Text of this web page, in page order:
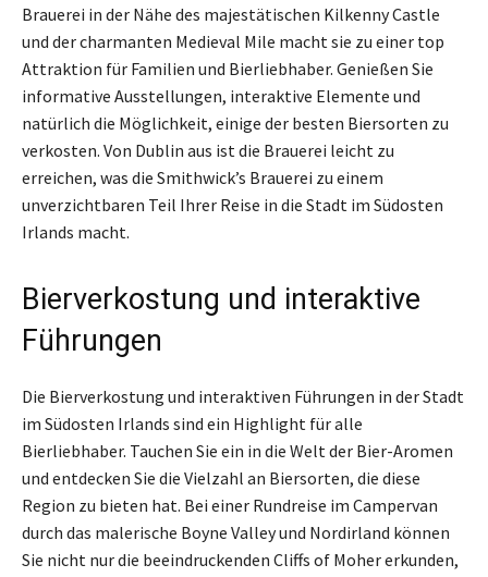
Brauerei in der Nähe des majestätischen Kilkenny Castle
und der charmanten Medieval Mile macht sie zu einer top
Attraktion für Familien und Bierliebhaber. Genießen Sie
informative Ausstellungen, interaktive Elemente und
natürlich die Möglichkeit, einige der besten Biersorten zu
verkosten. Von Dublin aus ist die Brauerei leicht zu
erreichen, was die Smithwick’s Brauerei zu einem
unverzichtbaren Teil Ihrer Reise in die Stadt im Südosten
Irlands macht.
Bierverkostung und interaktive
Führungen
Die Bierverkostung und interaktiven Führungen in der Stadt
im Südosten Irlands sind ein Highlight für alle
Bierliebhaber. Tauchen Sie ein in die Welt der Bier-Aromen
und entdecken Sie die Vielzahl an Biersorten, die diese
Region zu bieten hat. Bei einer Rundreise im Campervan
durch das malerische Boyne Valley und Nordirland können
Sie nicht nur die beeindruckenden Cliffs of Moher erkunden,